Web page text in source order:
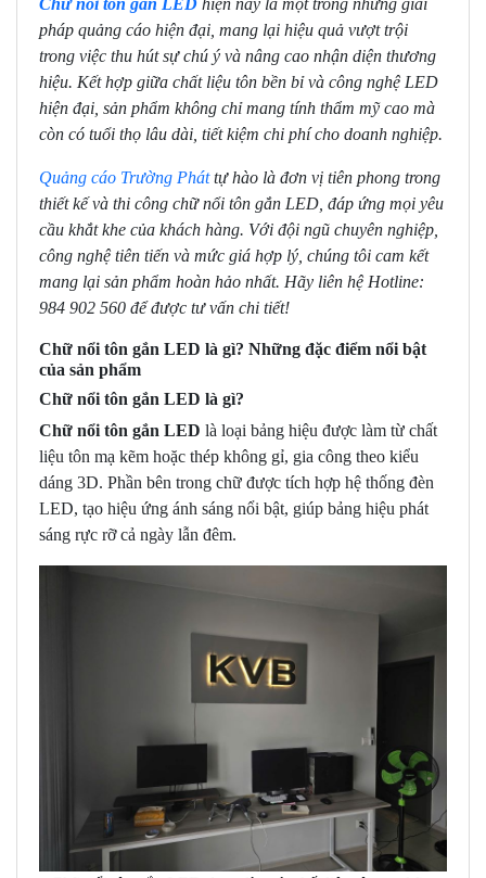
pháp quảng cáo hiện đại, mang lại hiệu quả vượt trội
trong việc thu hút sự chú ý và nâng cao nhận diện thương
hiệu. Kết hợp giữa chất liệu tôn bền bỉ và công nghệ LED
hiện đại, sản phẩm không chỉ mang tính thẩm mỹ cao mà
còn có tuổi thọ lâu dài, tiết kiệm chi phí cho doanh nghiệp.
Quảng cáo Trường Pháttự hào là đơn vị tiên phong trong
thiết kế và thi công chữ nổi tôn gắn LED, đáp ứng mọi yêu
cầu khắt khe của khách hàng. Với đội ngũ chuyên nghiệp,
công nghệ tiên tiến và mức giá hợp lý, chúng tôi cam kết
mang lại sản phẩm hoàn hảo nhất. Hãy liên hệ Hotline:
984 902 560 để được tư vấn chi tiết!
Chữ nổi tôn gắn LED là gì? Những đặc điểm nổi bật
của sản phẩm
Chữ nổi tôn gắn LED là gì?
Chữ nổi tôn gắn LED là loại bảng hiệu được làm từ chất
liệu tôn mạ kẽm hoặc thép không gỉ, gia công theo kiểu
dáng 3D. Phần bên trong chữ được tích hợp hệ thống đèn
LED, tạo hiệu ứng ánh sáng nổi bật, giúp bảng hiệu phát
sáng rực rỡ cả ngày lẫn đêm.